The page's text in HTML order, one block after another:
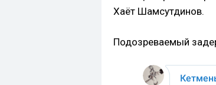
Хаёт Шамсутдинов.
Подозреваемый